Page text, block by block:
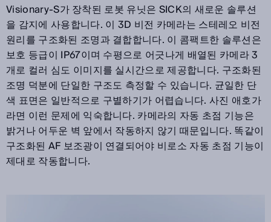
Visionary-S가 장착된 로봇 유닛은 SICK의 새로운 솔루션
을 감지에 사용합니다. 이 3D 비전 카메라는 스테레오 비전
원리를 구조화된 조명과 결합합니다. 이 콤팩트한 솔루션은
보호 등급이 IP67이며 수평으로 어긋나게 배열된 카메라 3
개로 컬러 심도 이미지를 실시간으로 제공합니다. 구조화된
조명 덕분에 단일한 구조도 측정할 수 있습니다. 균일한 단
색 표면은 일반적으로 구별하기가 어렵습니다. 사진 애호가
라면 이런 문제에 익숙합니다. 카메라의 자동 초점 기능은
밝거나 어두운 벽 앞에서 작동하지 않기 때문입니다. 똑같이
구조화된 AF 보조광이 연결되어야 비로소 자동 초점 기능이
제대로 작동합니다.